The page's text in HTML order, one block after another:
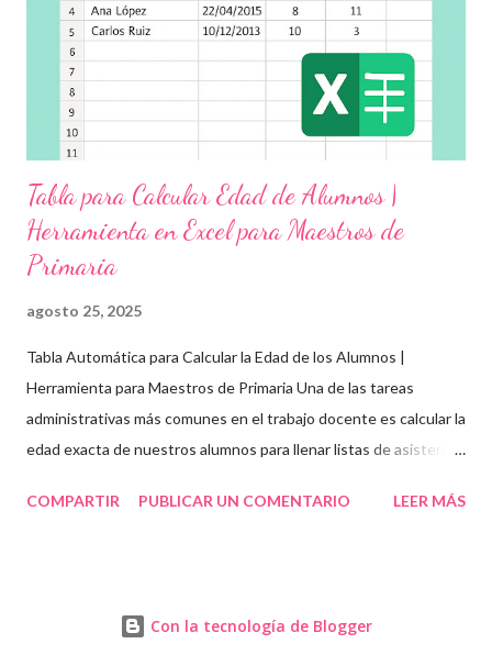
afectivos dentro de la comunidad escolar Sensibilizar sobre el
maltrato, acoso escolar y abuso infantil Desarrollar habilidades
como la empatía, la comunicación y el autocuidado Aplicar ...
Tabla para Calcular Edad de Alumnos |
Herramienta en Excel para Maestros de
Primaria
agosto 25, 2025
Tabla Automática para Calcular la Edad de los Alumnos |
Herramienta para Maestros de Primaria Una de las tareas
administrativas más comunes en el trabajo docente es calcular la
edad exacta de nuestros alumnos para llenar listas de asistencia
ayudarte con esta tarea, te compartimos una tabla automática
en modalidad presencial o a través de enseñanza a distancia ,
COMPARTIR PUBLICAR UN COMENTARIO LEER MÁS
Con la tecnología de Blogger